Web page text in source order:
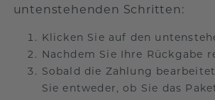
untenstehenden Schritten:
Klicken Sie auf den
Nachdem Sie Ihre Rückgabe
Sobald die Zahlung
Sie entweder, ob Sie das